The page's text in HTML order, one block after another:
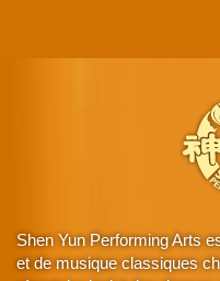
Shen Yun Performing Arts
et de musique classiques